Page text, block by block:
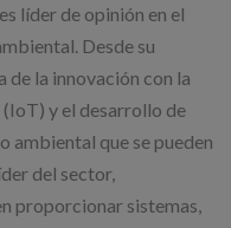
líder de opinión en el
Desde su
de la innovación con la
y el desarrollo de
ambiental que se pueden
del sector,
proporcionar sistemas,